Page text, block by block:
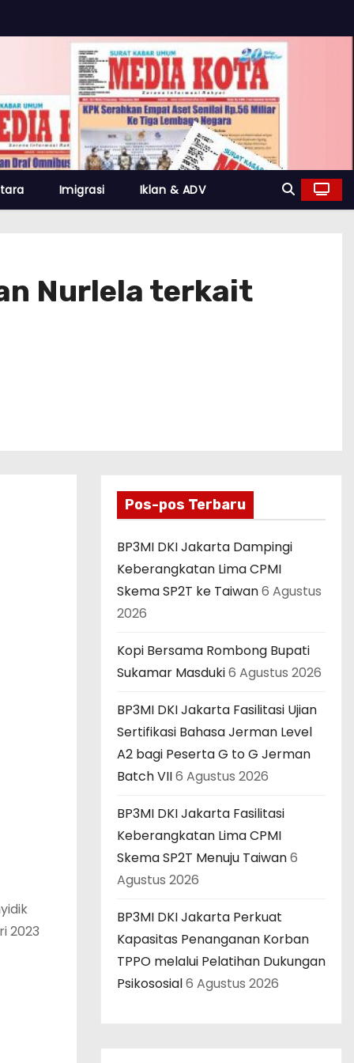
Imigrasi Iklan & ADV
Nurlela terkait
2023
Pos-pos Terbaru
BP3MI DKI Jakarta Dampingi
Keberangkatan Lima CPMI
Skema SP2T ke Taiwan6 Agustus
2026
Kopi Bersama Rombong Bupati
Sukamar Masduki6 Agustus 2026
BP3MI DKI Jakarta Fasilitasi Ujian
Sertifikasi Bahasa Jerman Level
A2 bagi Peserta G to G Jerman
Batch VII6 Agustus 2026
BP3MI DKI Jakarta Fasilitasi
Keberangkatan Lima CPMI
Skema SP2T Menuju Taiwan6
Agustus 2026
BP3MI DKI Jakarta Perkuat
Kapasitas Penanganan Korban
TPPO melalui Pelatihan Dukungan
Psikososial6 Agustus 2026